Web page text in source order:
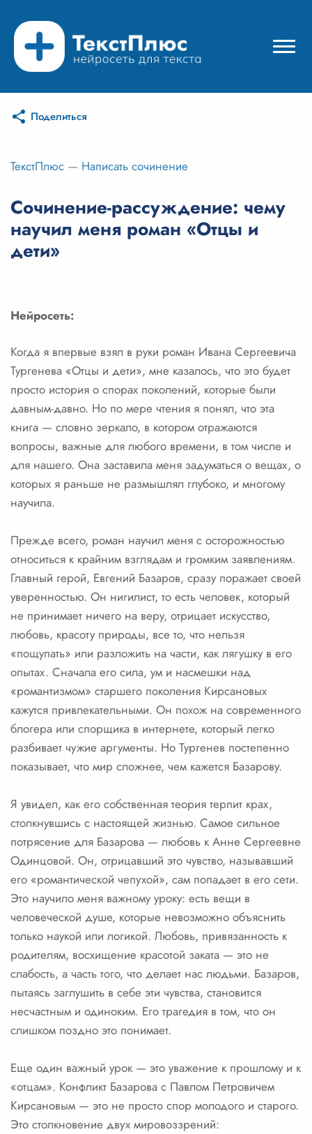
Режимы нейросети
Цены
Вход
Вход с Telegram
Поделиться
ТекстПлюс — Написать сочинение
Сочинение-рассуждение: чему
научил меня роман «Отцы и
дети»
Нейросеть:
Когда я впервые взял в руки роман Ивана Сергеевича
Тургенева «Отцы и дети», мне казалось, что это будет
просто история о спорах поколений, которые были
давным-давно. Но по мере чтения я понял, что эта
книга — словно зеркало, в котором отражаются
вопросы, важные для любого времени, в том числе и
для нашего. Она заставила меня задуматься о вещах, о
которых я раньше не размышлял глубоко, и многому
научила.
Прежде всего, роман научил меня с осторожностью
относиться к крайним взглядам и громким заявлениям.
Главный герой, Евгений Базаров, сразу поражает своей
уверенностью. Он нигилист, то есть человек, который
не принимает ничего на веру, отрицает искусство,
любовь, красоту природы, все то, что нельзя
«пощупать» или разложить на части, как лягушку в его
опытах. Сначала его сила, ум и насмешки над
«романтизмом» старшего поколения Кирсановых
кажутся привлекательными. Он похож на современного
блогера или спорщика в интернете, который легко
разбивает чужие аргументы. Но Тургенев постепенно
показывает, что мир сложнее, чем кажется Базарову.
Я увидел, как его собственная теория терпит крах,
столкнувшись с настоящей жизнью. Самое сильное
потрясение для Базарова — любовь к Анне Сергеевне
Одинцовой. Он, отрицавший это чувство, называвший
его «романтической чепухой», сам попадает в его сети.
Это научило меня важному уроку: есть вещи в
человеческой душе, которые невозможно объяснить
только наукой или логикой. Любовь, привязанность к
родителям, восхищение красотой заката — это не
слабость, а часть того, что делает нас людьми. Базаров,
пытаясь заглушить в себе эти чувства, становится
несчастным и одиноким. Его трагедия в том, что он
слишком поздно это понимает.
Еще один важный урок — это уважение к прошлому и к
«отцам». Конфликт Базарова с Павлом Петровичем
Кирсановым — это не просто спор молодого и старого.
Это столкновение двух мировоззрений: